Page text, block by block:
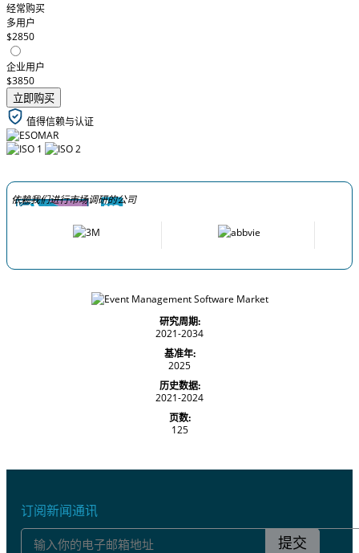
经常购买
多用户
$2850
企业用户
$3850
立即购买
值得信赖与认证
依赖我们进行市场调研的公司
研究周期:
2021-2034
基准年:
2025
历史数据:
2021-2024
页数:
125
订阅新闻通讯
提交